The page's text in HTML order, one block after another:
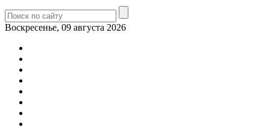
Воскресенье, 09 августа 2026